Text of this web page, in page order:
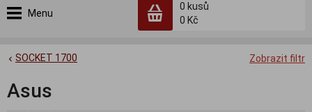
Menu
0 kusů
0 Kč
Zobrazit filtr
SOCKET 1700
Asus